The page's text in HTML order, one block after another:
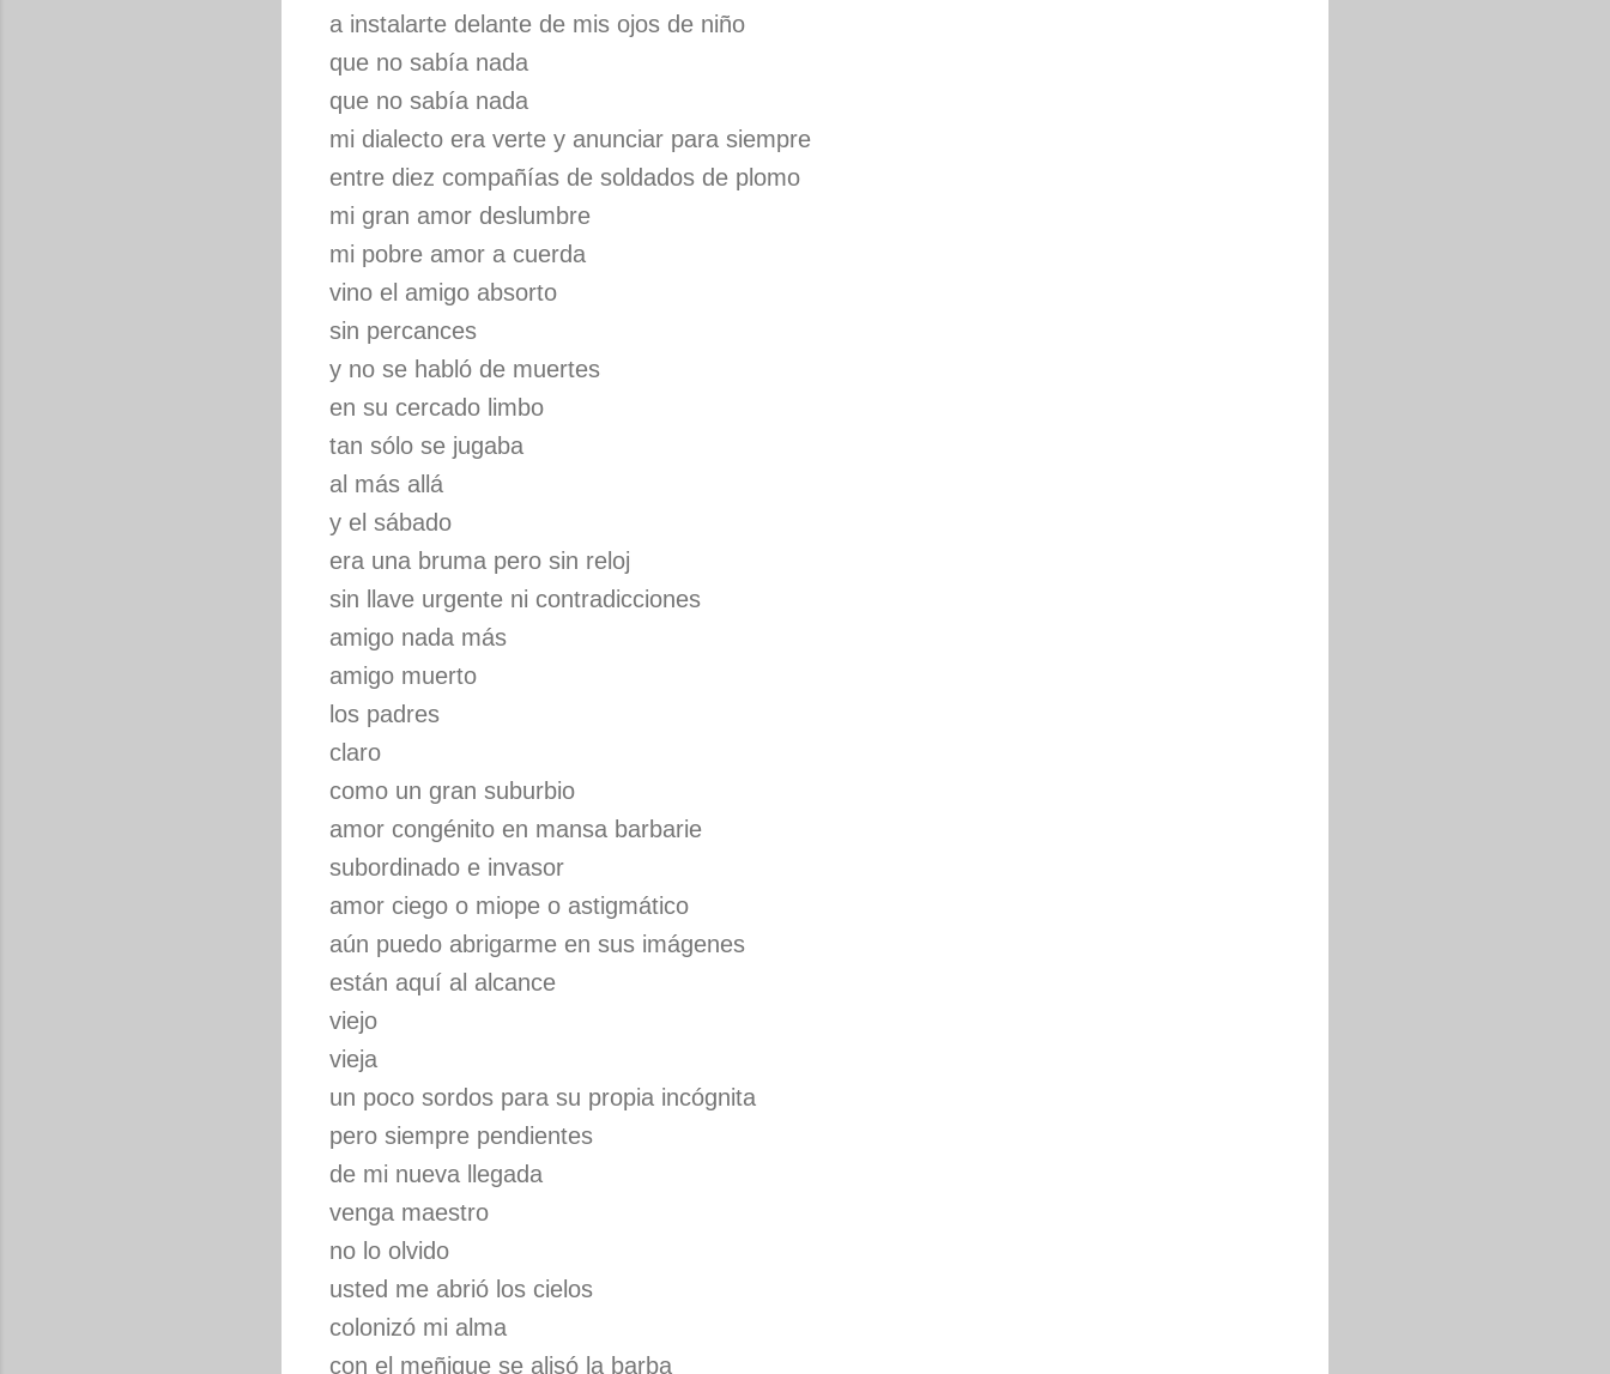
a instalarte delante de mis ojos de niño
que no sabía nada
que no sabía nada
mi dialecto era verte y anunciar para siempre
entre diez compañías de soldados de plomo
mi gran amor deslumbre
mi pobre amor a cuerda
vino el amigo absorto
sin percances
y no se habló de muertes
en su cercado limbo
tan sólo se jugaba
al más allá
y el sábado
era una bruma pero sin reloj
sin llave urgente ni contradicciones
amigo nada más
amigo muerto
los padres
claro
como un gran suburbio
amor congénito en mansa barbarie
subordinado e invasor
amor ciego o miope o astigmático
aún puedo abrigarme en sus imágenes
están aquí al alcance
viejo
vieja
un poco sordos para su propia incógnita
pero siempre pendientes
de mi nueva llegada
venga maestro
no lo olvido
usted me abrió los cielos
colonizó mi alma
con el meñique se alisó la barba